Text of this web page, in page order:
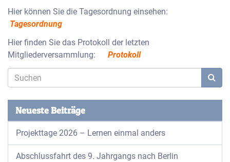
Hier können Sie die Tagesordnung einsehen:
Tagesordnung
Hier finden Sie das Protokoll der letzten
Mitgliederversammlung: Protokoll
Neueste Beiträge
Projekttage 2026 – Lernen einmal anders
Abschlussfahrt des 9. Jahrgangs nach Berlin